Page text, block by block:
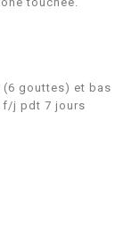
(6 gouttes) et bas
f/j pdt 7 jours